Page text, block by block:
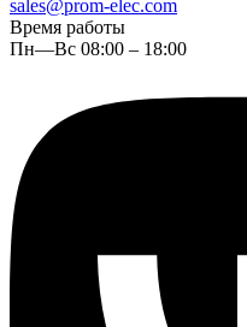
sales@prom-elec.com
Время работы
Пн—Вс 08:00 – 18:00